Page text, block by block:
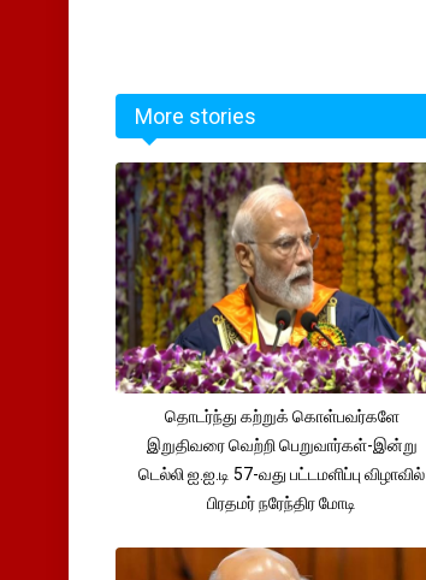
More stories
தொடர்ந்து கற்றுக் கொள்பவர்களே
இறுதிவரை வெற்றி பெறுவார்கள்-இன்று
டெல்லி ஐ.ஐ.டி 57-வது பட்டமளிப்பு விழாவில்
பிரதமர் நரேந்திர மோடி